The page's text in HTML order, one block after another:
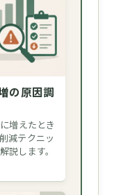
の原因調
増えたとき
減テクニッ
説します。